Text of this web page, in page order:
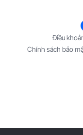
Điều
Chính sách bảo